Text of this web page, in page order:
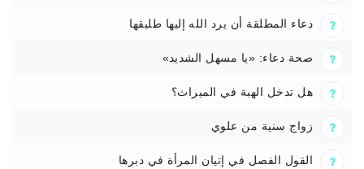
دعاء المطلقة أن يرد الله إليها طليقها
صحة دعاء: «يا مسهل الشديد»
هل تدخل الهبة في الميراث؟
زواج سنية من علوي
القول الفصل في إتيان المرأة في دبرها